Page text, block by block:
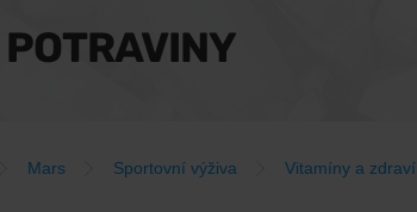
Mars Sportovní výživa Vitamíny a zdraví